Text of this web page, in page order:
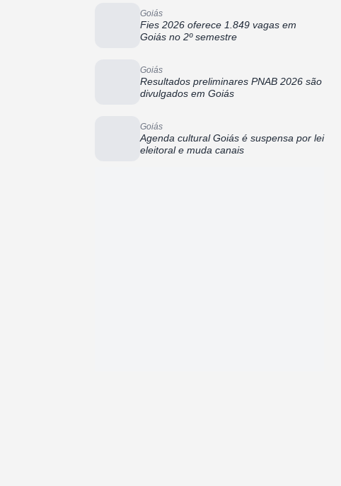
Goiás
Fies 2026 oferece 1.849 vagas em
Goiás no 2º semestre
Goiás
Resultados preliminares PNAB 2026 são
divulgados em Goiás
Goiás
Agenda cultural Goiás é suspensa por lei
eleitoral e muda canais